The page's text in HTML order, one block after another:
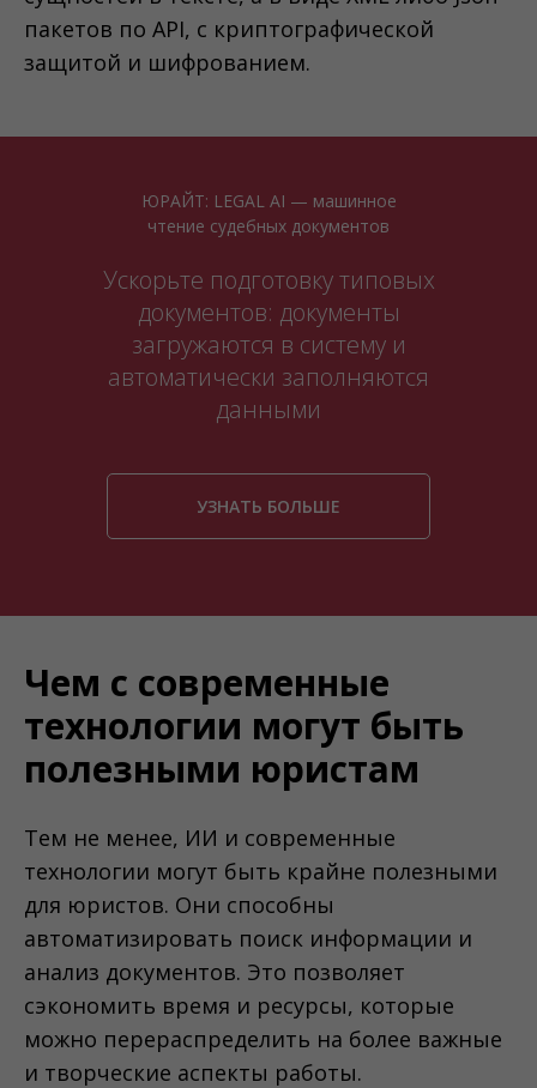
пакетов по API, с криптографической
защитой и шифрованием.
УЗНАТЬ БОЛЬШЕ
Ускорьте подготовку типовых
документов: документы
загружаются в систему и
автоматически заполняются
данными
ЮРАЙТ: LEGAL AI — машинное
чтение судебных документов
Чем с современные
технологии могут быть
полезными юристам
Тем не менее, ИИ и современные
технологии могут быть крайне полезными
для юристов. Они способны
автоматизировать поиск информации и
анализ документов. Это позволяет
сэкономить время и ресурсы, которые
можно перераспределить на более важные
и творческие аспекты работы.